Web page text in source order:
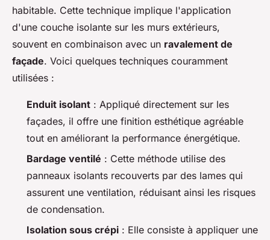
habitable. Cette technique implique l'application
d'une couche isolante sur les murs extérieurs,
souvent en combinaison avec un ravalement de
façade. Voici quelques techniques couramment
utilisées :
Enduit isolant : Appliqué directement sur les
façades, il offre une finition esthétique agréable
tout en améliorant la performance énergétique.
Bardage ventilé : Cette méthode utilise des
panneaux isolants recouverts par des lames qui
assurent une ventilation, réduisant ainsi les risques
de condensation.
Isolation sous crépi : Elle consiste à appliquer une